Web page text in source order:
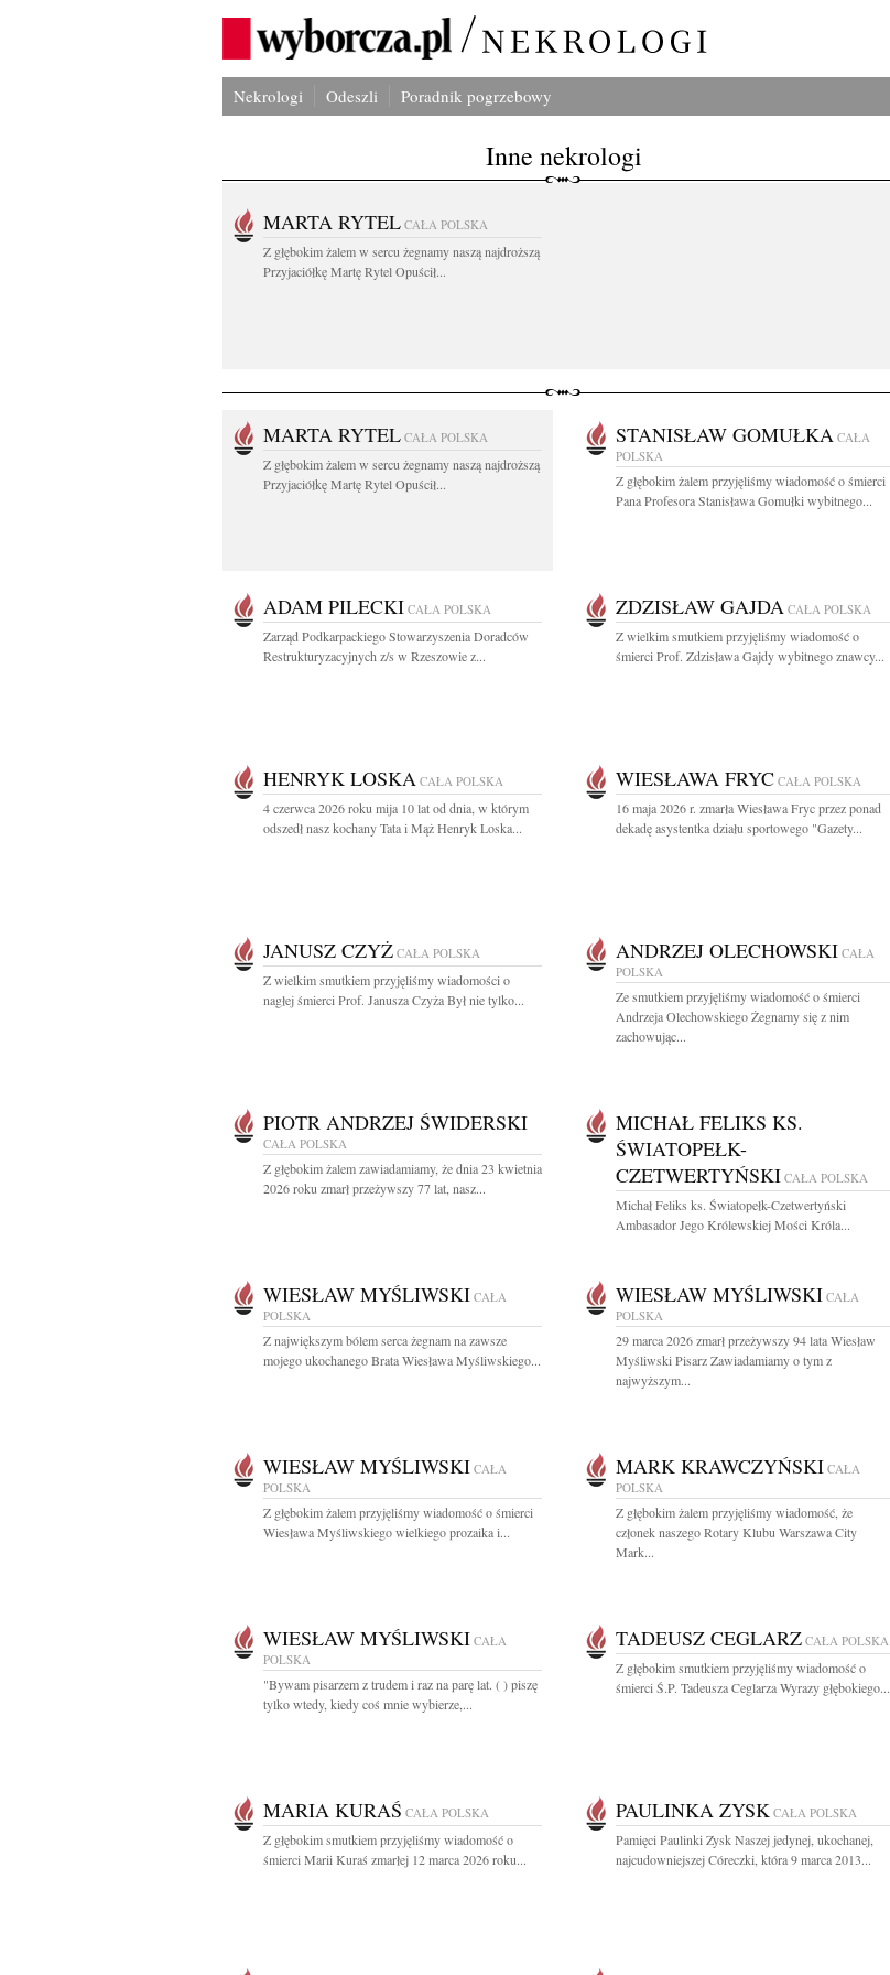
Nekrologi Odeszli Poradnik pogrzebowy
Inne nekrologi
MARTA RYTEL CAŁA POLSKA
Z głębokim żalem w sercu żegnamy naszą najdroższą
Przyjaciółkę Martę Rytel Opuścił...
MARTA RYTEL CAŁA POLSKA
Z głębokim żalem w sercu żegnamy naszą najdroższą
Przyjaciółkę Martę Rytel Opuścił...
STANISŁAW GOMUŁKA CAŁA
POLSKA
Z głębokim żalem przyjęliśmy wiadomość o śmierci
Pana Profesora Stanisława Gomułki wybitnego...
ADAM PILECKI CAŁA POLSKA
Zarząd Podkarpackiego Stowarzyszenia Doradców
Restrukturyzacyjnych z/s w Rzeszowie z...
ZDZISŁAW GAJDA CAŁA POLSKA
Z wielkim smutkiem przyjęliśmy wiadomość o
śmierci Prof. Zdzisława Gajdy wybitnego znawcy...
HENRYK LOSKA CAŁA POLSKA
4 czerwca 2026 roku mija 10 lat od dnia, w którym
odszedł nasz kochany Tata i Mąż Henryk Loska...
WIESŁAWA FRYC CAŁA POLSKA
16 maja 2026 r. zmarła Wiesława Fryc przez ponad
dekadę asystentka działu sportowego "Gazety...
JANUSZ CZYŻ CAŁA POLSKA
Z wielkim smutkiem przyjęliśmy wiadomości o
nagłej śmierci Prof. Janusza Czyża Był nie tylko...
ANDRZEJ OLECHOWSKI CAŁA
POLSKA
Ze smutkiem przyjęliśmy wiadomość o śmierci
Andrzeja Olechowskiego Żegnamy się z nim
zachowując...
PIOTR ANDRZEJ ŚWIDERSKI
CAŁA POLSKA
Z głębokim żalem zawiadamiamy, że dnia 23 kwietnia
2026 roku zmarł przeżywszy 77 lat, nasz...
MICHAŁ FELIKS KS.
ŚWIATOPEŁK-
CZETWERTYŃSKI CAŁA POLSKA
Michał Feliks ks. Światopełk-Czetwertyński
Ambasador Jego Królewskiej Mości Króla...
WIESŁAW MYŚLIWSKI CAŁA
POLSKA
Z największym bólem serca żegnam na zawsze
mojego ukochanego Brata Wiesława Myśliwskiego...
WIESŁAW MYŚLIWSKI CAŁA
POLSKA
29 marca 2026 zmarł przeżywszy 94 lata Wiesław
Myśliwski Pisarz Zawiadamiamy o tym z
najwyższym...
WIESŁAW MYŚLIWSKI CAŁA
POLSKA
Z głębokim żalem przyjęliśmy wiadomość o śmierci
Wiesława Myśliwskiego wielkiego prozaika i...
MARK KRAWCZYŃSKI CAŁA
POLSKA
Z głębokim żalem przyjęliśmy wiadomość, że
członek naszego Rotary Klubu Warszawa City
Mark...
WIESŁAW MYŚLIWSKI CAŁA
POLSKA
"Bywam pisarzem z trudem i raz na parę lat. ( ) piszę
tylko wtedy, kiedy coś mnie wybierze,...
TADEUSZ CEGLARZ CAŁA POLSKA
Z głębokim smutkiem przyjęliśmy wiadomość o
śmierci Ś.P. Tadeusza Ceglarza Wyrazy głębokiego...
MARIA KURAŚ CAŁA POLSKA
Z głębokim smutkiem przyjęliśmy wiadomość o
śmierci Marii Kuraś zmarłej 12 marca 2026 roku...
PAULINKA ZYSK CAŁA POLSKA
Pamięci Paulinki Zysk Naszej jedynej, ukochanej,
najcudowniejszej Córeczki, która 9 marca 2013...